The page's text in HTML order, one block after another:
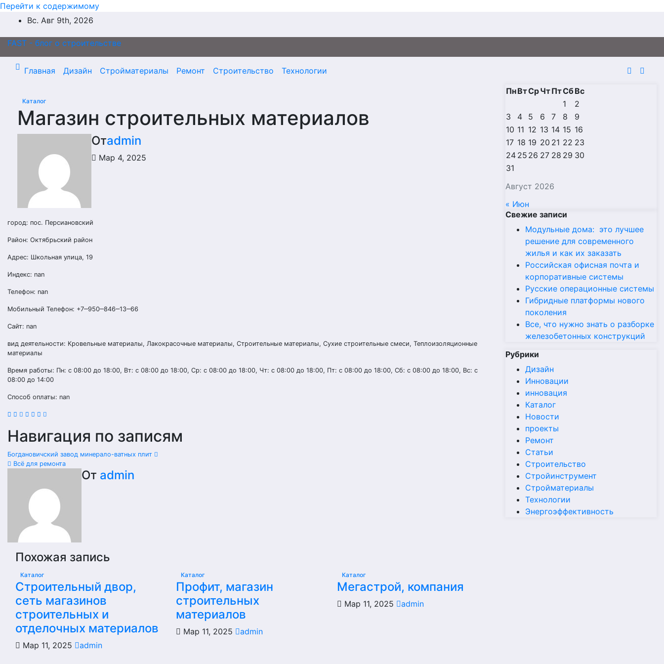
Перейти к содержимому
Вс. Авг 9th, 2026
FAST - блог о строительстве
Главная Дизайн Стройматериалы Ремонт Строительство Технологии
Каталог
Магазин строительных материалов
Отadmin
Мар 4, 2025
город: пос. Персиановский
Район: Октябрьский район
Адрес: Школьная улица, 19
Индекс: nan
Телефон: nan
Мобильный Телефон: +7‒950‒846‒13‒66
Сайт: nan
вид деятельности: Кровельные материалы, Лакокрасочные материалы, Строительные материалы, Сухие строительные смеси, Теплоизоляционные
материалы
Время работы: Пн: с 08:00 до 18:00, Вт: с 08:00 до 18:00, Ср: с 08:00 до 18:00, Чт: с 08:00 до 18:00, Пт: с 08:00 до 18:00, Сб: с 08:00 до 18:00, Вс: с
08:00 до 14:00
Способ оплаты: nan
Навигация по записям
Богдановичский завод минерало-ватных плит
Всё для ремонта
От admin
Похожая запись
Каталог
Строительный двор,
сеть магазинов
строительных и
отделочных материалов
Мар 11, 2025 admin
Каталог
Профит, магазин
строительных
материалов
Мар 11, 2025 admin
Каталог
Мегастрой, компания
Мар 11, 2025 admin
Август 2026
ПнВтСрЧтПтСбВс
1
2
3
4 5 6 7 8
9
10 11 12 13 14 15 16
17 18 19 20 21 22 23
24 25 26 27 28 29 30
31
« Июн
Свежие записи
Модульные дома: это лучшее
решение для современного
жилья и как их заказать
Российская офисная почта и
корпоративные системы
Русские операционные системы
Гибридные платформы нового
поколения
Все, что нужно знать о разборке
железобетонных конструкций
Рубрики
Дизайн
Инновации
инновация
Каталог
Новости
проекты
Ремонт
Статьи
Строительство
Стройинструмент
Стройматериалы
Технологии
Энергоэффективность